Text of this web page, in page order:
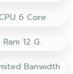
6 Core
Ram 12 G.
Banwidth